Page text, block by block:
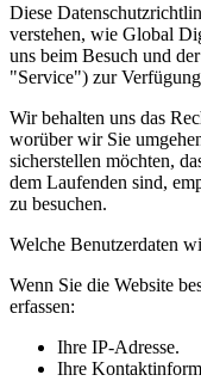
Diese
verstehen, wie Global
uns beim Besuch und
"Service") zur
Wir behalten uns das
worüber wir Sie
sicherstellen möchten,
dem Laufenden sind,
zu besuchen.
Welche Benutzerdaten
Wenn Sie die Website
erfassen:
Ihre IP-Adresse.
Ihre